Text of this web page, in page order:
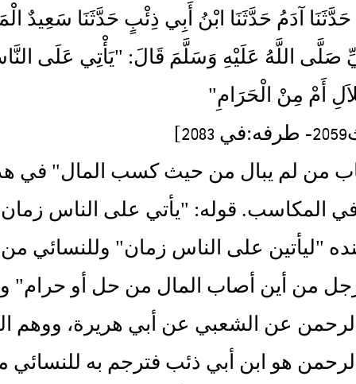
حَدَّثَنَا آدَمُ حَدَّثَنَا ابْنُ أَبِي ذِئْبٍ حَدَّثَنَا
صَلَّى اللَّهُ عَلَيْهِ وَسَلَّمَ قَالَ: "يَأْتِي عَلَى
أَمْ مِنْ الْحَرَامِ"
من لم يبال من حيث كسب المال" في
المكاسب. قوله: "يأتي على الناس
"ليأتين على الناس زمان" وللنسائي
من أين أصاب المال من حل أو
عن الشعبي عن أبي هريرة،
هو ابن أبي ذئب فترجم به